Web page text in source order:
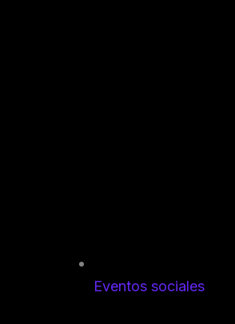
Eventos sociales